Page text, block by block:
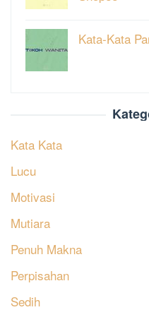
Kata-Kata
Kata Kata
Lucu
Motivasi
Mutiara
Penuh Makna
Perpisahan
Sedih